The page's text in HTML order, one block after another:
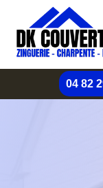
04 82